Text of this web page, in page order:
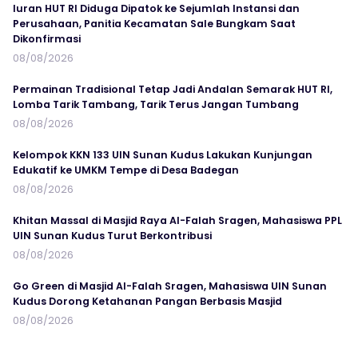
Iuran HUT RI Diduga Dipatok ke Sejumlah Instansi dan
Perusahaan, Panitia Kecamatan Sale Bungkam Saat
Dikonfirmasi
08/08/2026
Permainan Tradisional Tetap Jadi Andalan Semarak HUT RI,
Lomba Tarik Tambang, Tarik Terus Jangan Tumbang
08/08/2026
Kelompok KKN 133 UIN Sunan Kudus Lakukan Kunjungan
Edukatif ke UMKM Tempe di Desa Badegan
08/08/2026
Khitan Massal di Masjid Raya Al-Falah Sragen, Mahasiswa PPL
UIN Sunan Kudus Turut Berkontribusi
08/08/2026
Go Green di Masjid Al-Falah Sragen, Mahasiswa UIN Sunan
Kudus Dorong Ketahanan Pangan Berbasis Masjid
08/08/2026